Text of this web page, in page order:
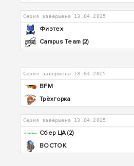
Серия завершена 13.04.2025
Физтех
Campus Team (2)
Серия завершена 13.04.2025
BFM
Трёхгорка
Серия завершена 13.04.2025
Сбер ЦА (2)
ВОСТОК